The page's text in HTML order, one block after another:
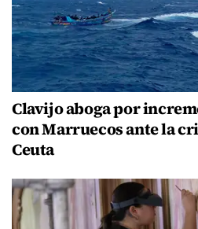
Clavijo aboga por
con Marruecos ante la
Ceuta